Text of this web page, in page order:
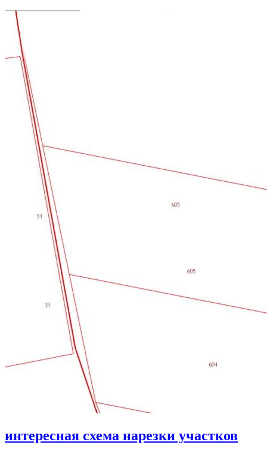
интересная схема нарезки участков